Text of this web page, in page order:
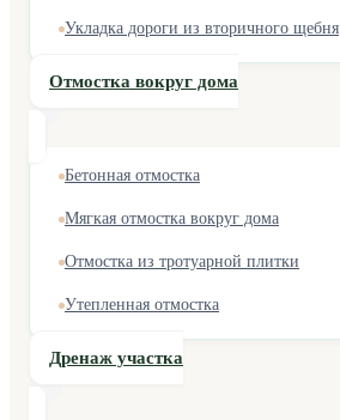
Укладка дороги из вторичного щебня
Отмостка вокруг дома
Бетонная отмостка
Мягкая отмостка вокруг дома
Отмостка из тротуарной плитки
Утепленная отмостка
Дренаж участка